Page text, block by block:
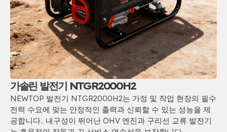
가솔린 발전기 NTGR2000H2
NEWTOP 발전기 NTGR2000H2는 가정 및 작업 현장의 필수
전력 수요에 맞는 안정적인 출력과 신뢰할 수 있는 성능을 제
공합니다.. 내구성이 뛰어난 OHV 엔진과 구리선 교류 발전기